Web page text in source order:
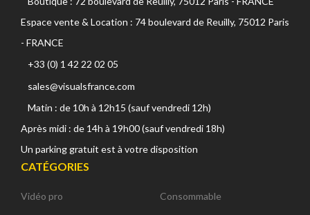
Espace vente & Location : 74 boulevard de Reuilly, 75012 Paris
- FRANCE
+33 (0) 1 42 22 02 05
sales@visualsfrance.com
Matin : de 10h à 12h15 (sauf vendredi 12h)
Après midi : de 14h à 19h00 (sauf vendredi 18h)
Un parking gratuit est à votre disposition
CATÉGORIES
Vidéo pro Consommable